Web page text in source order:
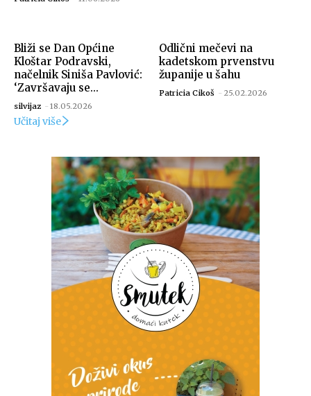
Bliži se Dan Općine
Kloštar Podravski,
načelnik Siniša Pavlović:
‘Završavaju se...
silvijaz - 18.05.2026
Odlični mečevi na
kadetskom prvenstvu
županije u šahu
Patricia Cikoš - 25.02.2026
Učitaj više